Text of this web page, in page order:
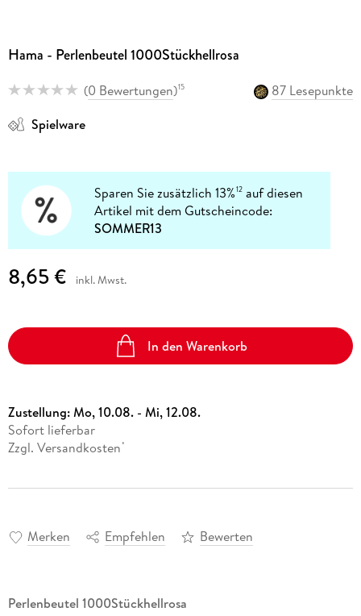
Hama - Perlenbeutel 1000Stückhellrosa
(0 Bewertungen)15
87 Lesepunkte
Spielware
Sparen Sie zusätzlich 13%12 auf diesen
Artikel mit dem Gutscheincode:
SOMMER13
8,65 € inkl. Mwst.
In den Warenkorb
Zustellung:Mo, 10.08. - Mi, 12.08.
Sofort lieferbar
Zzgl. Versandkosten *
Merken Empfehlen Bewerten
Perlenbeutel 1000Stückhellrosa